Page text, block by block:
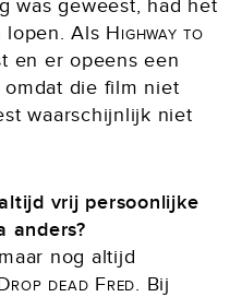
was geweest, had het
lopen. Als Highway to
en er opeens een
die film niet
waarschijnlijk niet
vrij persoonlijke
anders?
nog altijd
dead Fred. Bij